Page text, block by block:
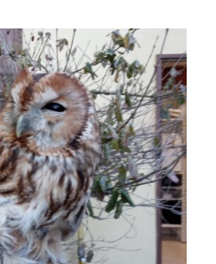
vtáctva
na
rieke
Rimava